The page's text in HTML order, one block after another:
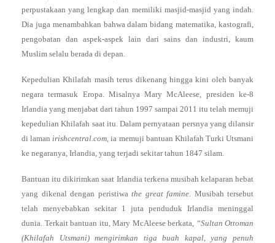
perpustakaan yang lengkap dan memiliki masjid-masjid yang indah.
Dia juga menambahkan bahwa dalam bidang matematika, kastografi,
pengobatan dan aspek-aspek lain dari sains dan industri, kaum
Muslim selalu berada di depan.
Kepedulian Khilafah masih terus dikenang hingga kini oleh banyak
negara termasuk Eropa. Misalnya Mary McAleese, presiden ke-8
Irlandia yang menjabat dari tahun 1997 sampai 2011 itu telah memuji
kepedulian Khilafah saat itu. Dalam pernyataan persnya yang dilansir
di lamanirishcentral.com, ia memuji bantuan Khilafah Turki Utsmani
ke negaranya, Irlandia, yang terjadi sekitar tahun 1847 silam.
Bantuan itu dikirimkan saat Irlandia terkena musibah kelaparan hebat
yang dikenal dengan peristiwa the great famine. Musibah tersebut
telah menyebabkan sekitar 1 juta penduduk Irlandia meninggal
dunia. Terkait bantuan itu, Mary McAleese berkata, “Sultan Ottoman
(Khilafah Utsmani) mengirimkan tiga buah kapal, yang penuh